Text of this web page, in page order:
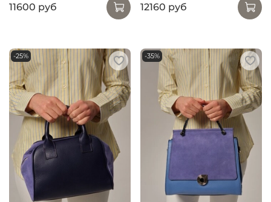
11600 руб
12160 руб
-25% -35%